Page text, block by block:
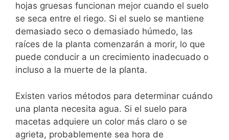
hojas gruesas funcionan mejor cuando el suelo
se seca entre el riego. Si el suelo se mantiene
demasiado seco o demasiado húmedo, las
raíces de la planta comenzarán a morir, lo que
puede conducir a un crecimiento inadecuado o
incluso a la muerte de la planta.
Existen varios métodos para determinar cuándo
una planta necesita agua. Si el suelo para
macetas adquiere un color más claro o se
agrieta, probablemente sea hora de